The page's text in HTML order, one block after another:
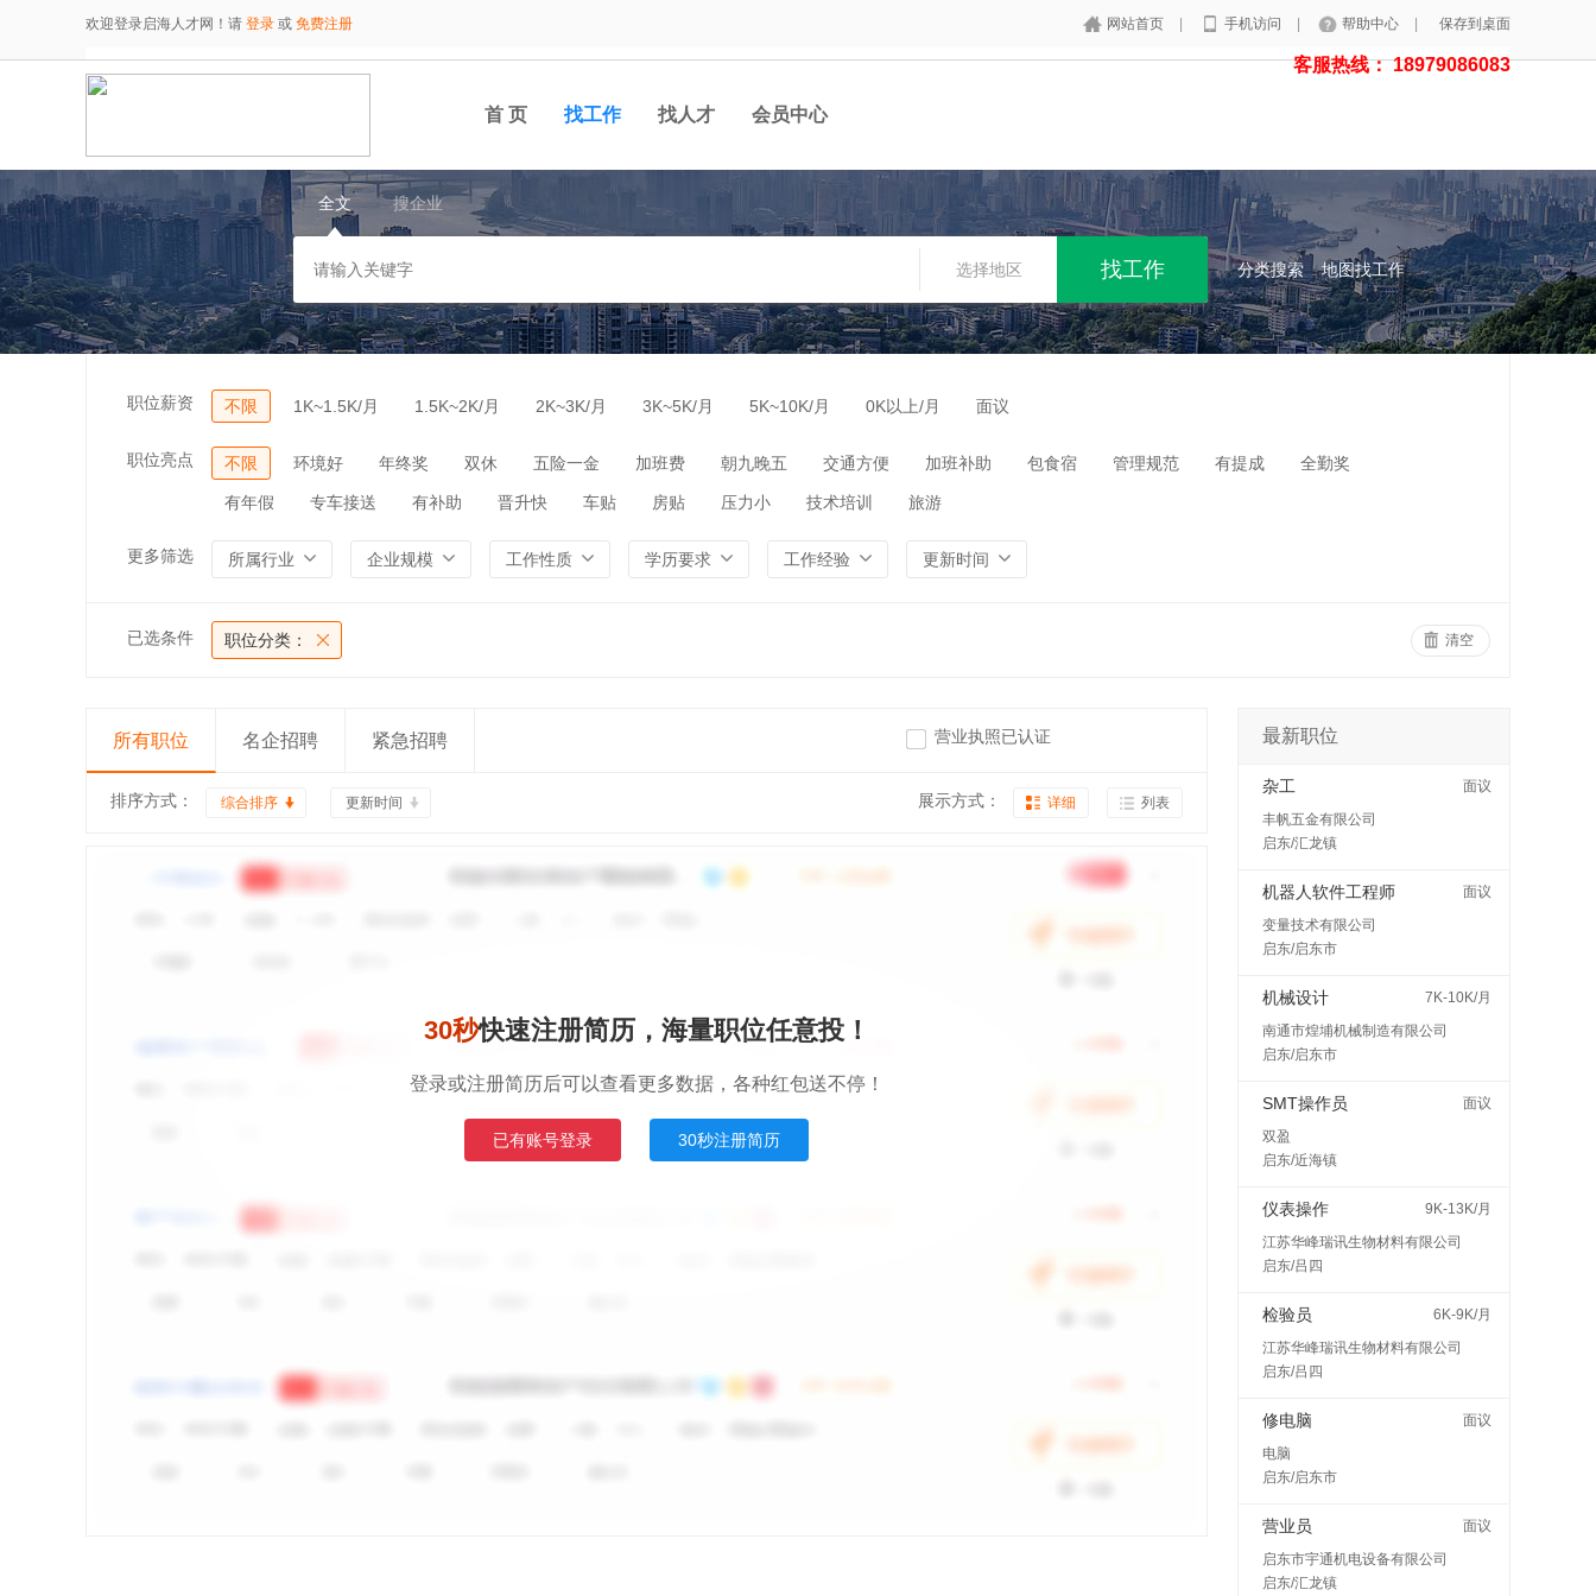
欢迎登录启海人才网！请 登录 或 免费注册 网站首页 手机访问 帮助中心 保存到桌面
客服热线： 18979086083
首 页 找工作 找人才 会员中心
全文 搜企业
选择地区 分类搜索 地图找工作
职位薪资 不限 1K~1.5K/月 1.5K~2K/月 2K~3K/月 3K~5K/月 5K~10K/月 0K以上/月 面议
职位亮点 不限 环境好 年终奖 双休 五险一金 加班费 朝九晚五 交通方便 加班补助 包食宿 管理规范 有提成 全勤奖
有年假 专车接送 有补助 晋升快 车贴 房贴 压力小 技术培训 旅游
更多筛选 所属行业 企业规模 工作性质 学历要求 工作经验 更新时间
已选条件 职位分类： 清空
所有职位 名企招聘 紧急招聘 营业执照已认证
排序方式： 综合排序 更新时间 展示方式： 详细 列表
30秒快速注册简历，海量职位任意投！
登录或注册简历后可以查看更多数据，各种红包送不停！
已有账号登录 30秒注册简历
最新职位
杂工
面议
丰帆五金有限公司
启东/汇龙镇
机器人软件工程师
面议
变量技术有限公司
启东/启东市
机械设计
7K-10K/月
南通市煌埔机械制造有限公司
启东/启东市
SMT操作员
面议
双盈
启东/近海镇
仪表操作
9K-13K/月
江苏华峰瑞讯生物材料有限公司
启东/吕四
检验员
6K-9K/月
江苏华峰瑞讯生物材料有限公司
启东/吕四
修电脑
面议
电脑
启东/启东市
营业员
面议
启东市宇通机电设备有限公司
启东/汇龙镇